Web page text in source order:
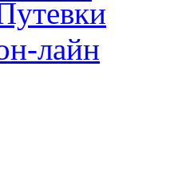
лайн